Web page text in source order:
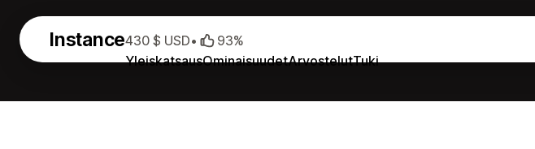
Instance
YleiskatsausOminaisuudetArvostelutTuki
430 $ USD• 93%